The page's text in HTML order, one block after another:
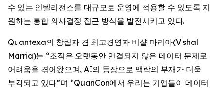
수 있는 인텔리전스를 대규모로 운영에 적용할 수 있도록 지
원하는 통합 의사결정 접근 방식을 발전시키고 있다.
Quantexa의 창립자 겸 최고경영자 비샬 마리아(Vishal
Marria)는 “조직은 오랫동안 연결되지 않은 데이터 문제로
어려움을 겪어왔으며, AI의 등장으로 맥락의 부재가 더욱
부각되고 있다”며 “QuanCon에서 우리는 기업들이 데이터